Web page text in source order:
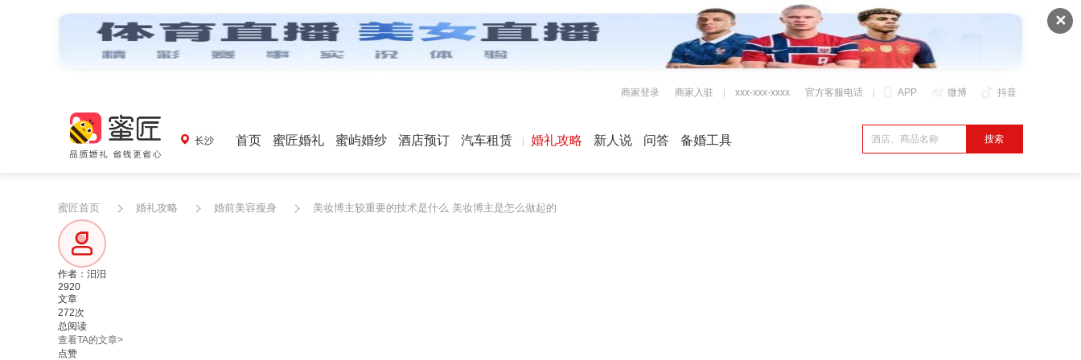
✕
APP 微博 抖音
商家登录 商家入驻 xxx-xxx-xxxx 官方客服电话
长沙 首页 蜜匠婚礼 蜜屿婚纱 酒店预订 汽车租赁 婚礼攻略 新人说 问答 备婚工具
蜜匠首页 婚礼攻略 婚前美容瘦身 美妆博主较重要的技术是什么 美妆博主是怎么做起的
作者：汨汨
2920
文章
272次
总阅读
查看TA的文章>
点赞